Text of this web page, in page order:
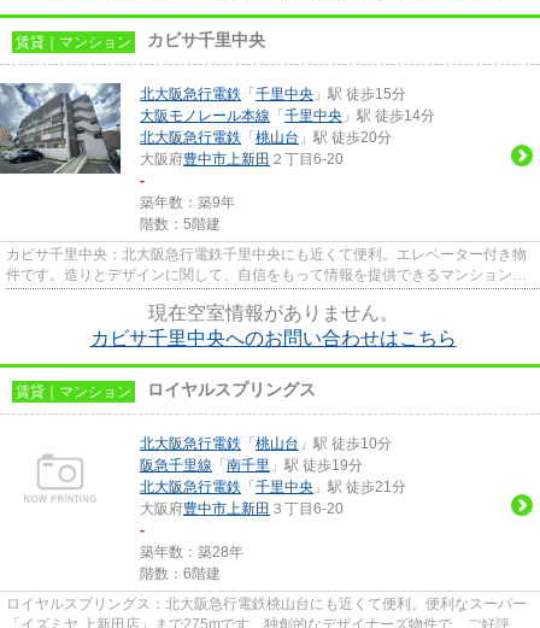
賃貸｜マンション カビサ千里中央
北大阪急行電鉄 「 千里中央 」駅 徒歩15分
大阪モノレール本線 「 千里中央 」駅 徒歩14分
北大阪急行電鉄 「 桃山台 」駅 徒歩20分
大阪府豊中市上新田 ２丁目6-20
-
築年数：築9年
階数：5階建
カビサ千里中央：北大阪急行電鉄千里中央にも近くて便利。エレベーター付き物
件です。造りとデザインに関して、自信をもって情報を提供できるマンションで
現在空室情報がありません。
カビサ千里中央へのお問い合わせはこちら
賃貸｜マンション ロイヤルスプリングス
北大阪急行電鉄 「 桃山台 」駅 徒歩10分
阪急千里線 「 南千里 」駅 徒歩19分
北大阪急行電鉄 「 千里中央 」駅 徒歩21分
大阪府豊中市上新田 ３丁目6-20
-
築年数：築28年
階数：6階建
ロイヤルスプリングス：北大阪急行電鉄桃山台にも近くて便利。便利なスーパー
「イズミヤ 上新田店」まで275mです。独創的なデザイナーズ物件で、ご好評い